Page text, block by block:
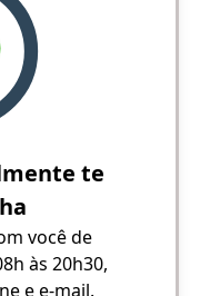
te
você de
às 20h30,
e e-mail.